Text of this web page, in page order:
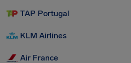
TAP Portugal
KLM Airlines
Air France